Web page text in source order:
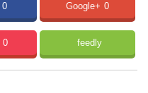
0 Google+ 0
0 feedly